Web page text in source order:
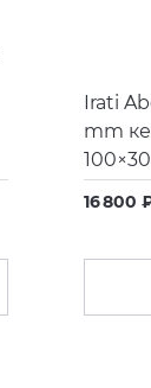
Irati
mm
16 800